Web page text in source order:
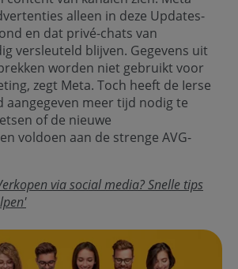
alleen in deze Updates-
en dat privé-chats van
versleuteld blijven. Gegevens uit
worden niet gebruikt voor
zegt Meta. Toch heeft de Ierse
aangegeven meer tijd nodig te
of de nieuwe
voldoen aan de strenge AVG-
via social media? Snelle tips